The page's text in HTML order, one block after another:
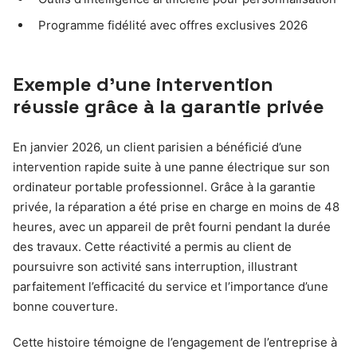
Programme fidélité avec offres exclusives 2026
Exemple d’une intervention
réussie grâce à la garantie privée
En janvier 2026, un client parisien a bénéficié d’une
intervention rapide suite à une panne électrique sur son
ordinateur portable professionnel. Grâce à la garantie
privée, la réparation a été prise en charge en moins de 48
heures, avec un appareil de prêt fourni pendant la durée
des travaux. Cette réactivité a permis au client de
poursuivre son activité sans interruption, illustrant
parfaitement l’efficacité du service et l’importance d’une
bonne couverture.
Cette histoire témoigne de l’engagement de l’entreprise à